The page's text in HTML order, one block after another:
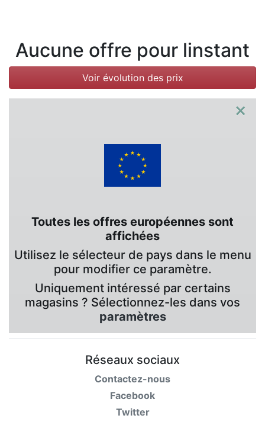
Aucune offre pour linstant
Voir évolution des prix
×
Toutes les offres européennes sont
affichées
Utilisez le sélecteur de pays dans le menu
pour modifier ce paramètre.
Uniquement intéressé par certains
magasins ? Sélectionnez-les dans vos
paramètres
Réseaux sociaux
Contactez-nous
Facebook
Twitter